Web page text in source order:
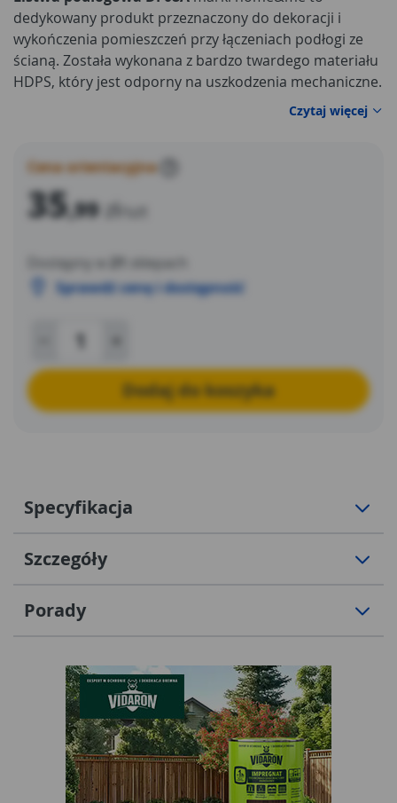
dedykowany produkt przeznaczony do dekoracji i
wykończenia pomieszczeń przy łączeniach podłogi ze
ścianą. Została wykonana z bardzo twardego materiału
HDPS, który jest odporny na uszkodzenia mechaniczne.
Jednocześnie jej prosty montaż do powierzchni przy
użyciu kleju hybrydowego V2, pełna elastyczność w
powoduje, że efekt finalnego wykończenia
pomieszczenia pozytywnie Cię zaskoczy.
Czytaj więcej
Cena orientacyjna
35,99 zł
Dostępny w
sklepach
Sprawdź cenę i dostępność
Dodaj do koszyka
Specyfikacja
Szczegóły
Porady